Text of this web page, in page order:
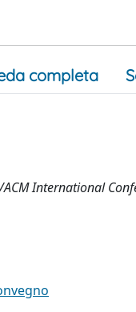
completa
ACM International